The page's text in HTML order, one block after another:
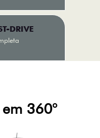
DRIVE
360°